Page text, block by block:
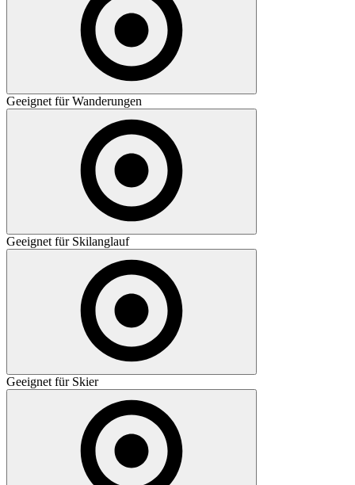
Geeignet für Wanderungen
Geeignet für Skilanglauf
Geeignet für Skier